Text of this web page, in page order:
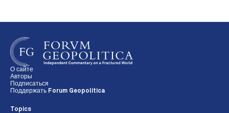
О сайте
Авторы
Подписаться
Поддержать Forum Geopolitica
Topics